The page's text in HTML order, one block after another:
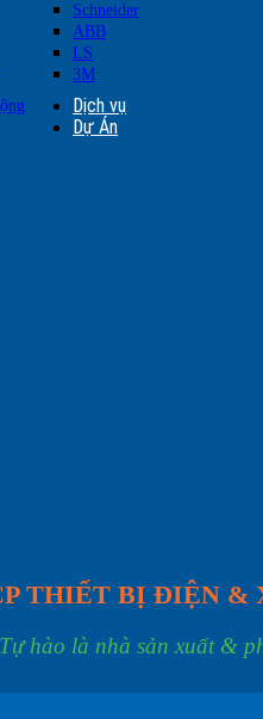
Schneider
ABB
LS
3M
Dịch vụ
Dự Án
THIẾT BỊ ĐIỆN &
Tự hào là nhà sản xuất &